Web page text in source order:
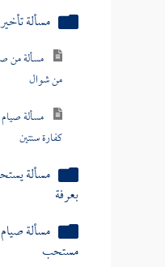
مسألة
بعرفة
مسألة
مستحب
كتاب الاعتكاف
كتاب الحج
كتاب البيوع